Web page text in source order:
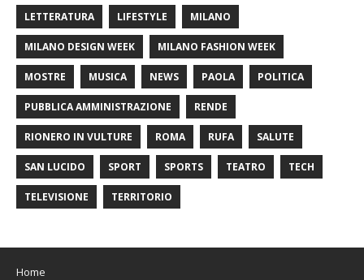
LETTERATURA LIFESTYLE MILANO
MILANO DESIGN WEEK MILANO FASHION WEEK
MOSTRE MUSICA NEWS PAOLA POLITICA
PUBBLICA AMMINISTRAZIONE RENDE
RIONERO IN VULTURE ROMA RUFA SALUTE
SAN LUCIDO SPORT SPORTS TEATRO TECH
TELEVISIONE TERRITORIO
Home